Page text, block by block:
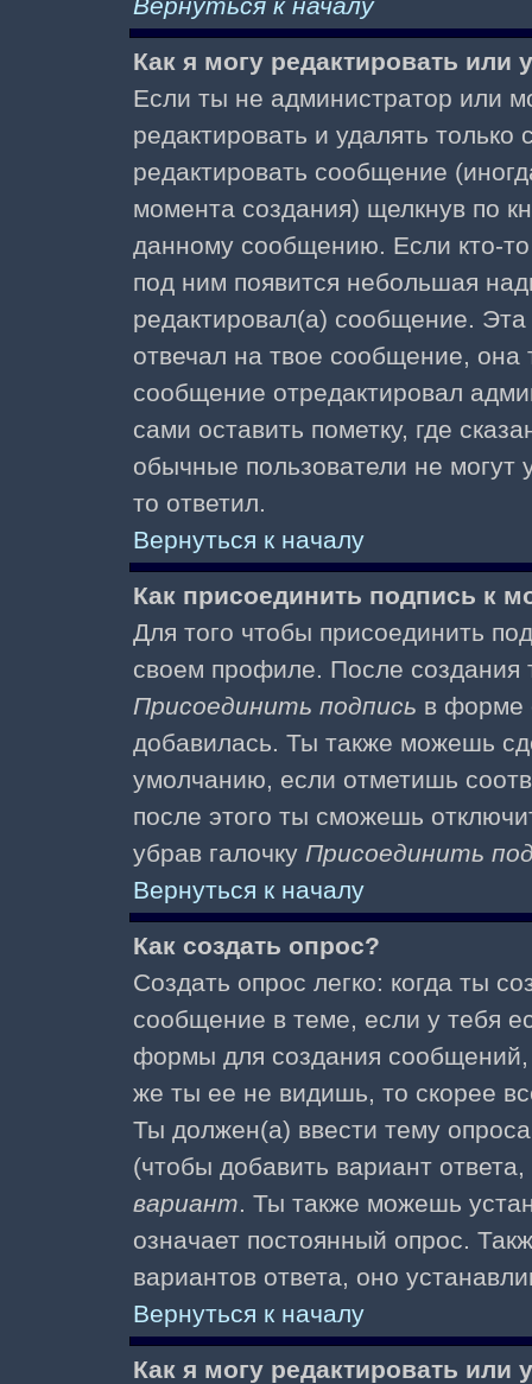
Как я могу редактировать или
Если ты не администратор или
редактировать и удалять
редактировать сообщение
момента создания) щелкнув по
данному сообщению. Если кто-
под ним появится небольшая
редактировал(а) сообщение. Эта
отвечал на твое сообщение, она
сообщение отредактировал
сами оставить пометку, где
обычные пользователи не могут
то ответил.
Вернуться к началу
Как присоединить подпись к
Для того чтобы присоединить
своем профиле. После создания
Присоединить подпись в форме
добавилась. Ты также можешь
умолчанию, если отметишь
после этого ты сможешь
убрав галочку Присоединить
Вернуться к началу
Как создать опрос?
Создать опрос легко: когда ты
сообщение в теме, если у тебя
формы для создания
же ты ее не видишь, то скорее
Ты должен(а) ввести тему
(чтобы добавить вариант
вариант. Ты также можешь
означает постоянный опрос.
вариантов ответа, оно
Вернуться к началу
Как я могу редактировать или